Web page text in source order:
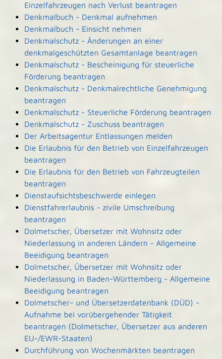
Einzelfahrzeugen nach Verlust beantragen
Denkmalbuch - Denkmal aufnehmen
Denkmalbuch - Einsicht nehmen
Denkmalschutz - Änderungen an einer
denkmalgeschützten Gesamtanlage beantragen
Denkmalschutz - Bescheinigung für steuerliche
Förderung beantragen
Denkmalschutz - Denkmalrechtliche Genehmigung
beantragen
Denkmalschutz - Steuerliche Förderung beantragen
Denkmalschutz - Zuschuss beantragen
Der Arbeitsagentur Entlassungen melden
Die Erlaubnis für den Betrieb von Einzelfahrzeugen
beantragen
Die Erlaubnis für den Betrieb von Fahrzeugteilen
beantragen
Dienstaufsichtsbeschwerde einlegen
Dienstfahrerlaubnis - zivile Umschreibung
beantragen
Dolmetscher, Übersetzer mit Wohnsitz oder
Niederlassung in anderen Ländern - Allgemeine
Beeidigung beantragen
Dolmetscher, Übersetzer mit Wohnsitz oder
Niederlassung in Baden-Württemberg - Allgemeine
Beeidigung beantragen
Dolmetscher- und Übersetzerdatenbank (DÜD) -
Aufnahme bei vorübergehender Tätigkeit
beantragen (Dolmetscher, Übersetzer aus anderen
EU-/EWR-Staaten)
Durchführung von Wochenmärkten beantragen